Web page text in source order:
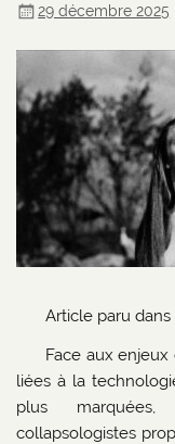
29 décembre 2025
Article paru dans
Face aux
liées à la
plus
collapsologistes